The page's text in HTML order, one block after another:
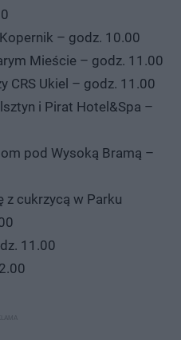
– godz. 10.00
Mieście – godz. 11.00
CRS Ukiel – godz. 11.00
i Pirat Hotel&Spa –
pod Wysoką Bramą –
z cukrzycą w Parku
11.00